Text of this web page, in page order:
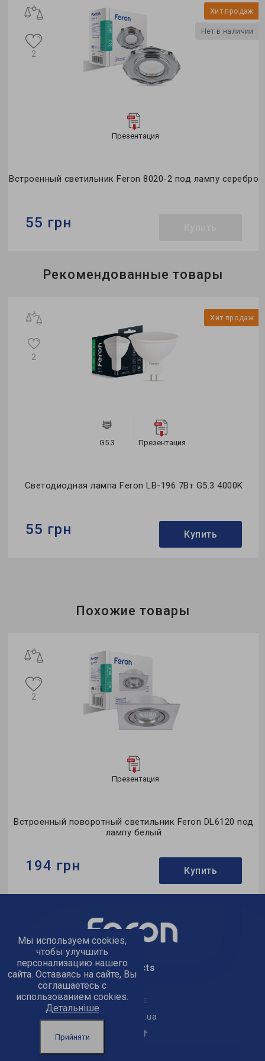
Хит продаж
Нет в наличии
Презентация
Встроенный светильник Feron 8020-2 под лампу серебро
2
55 грн
Бренд:Feron
встроенный
Рекомендованные товары
Хит продаж
G5.3 Презентация
Светодиодная лампа Feron LB-196 7Вт G5.3 4000K
2
55 грн Купить
Saffit
Похожие товары
Презентация
Встроенный поворотный светильник Feron DL6120 под
лампу белый
2
194 грн Купить
Тип светильника:встроенный
Тип лампы:MR16
text_kontacts
text_golov_ofis
office@feron.ua
Мы используем cookies,
чтобы улучшить
персонализацию нашего
сайта. Оставаясь на сайте, Вы
соглашаетесь с
использованием cookies.
Детальніше
Прийняти